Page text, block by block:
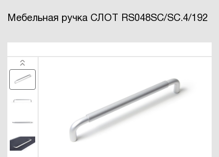
Мебельная ручка СЛОТ RS048SC/SC.4/192